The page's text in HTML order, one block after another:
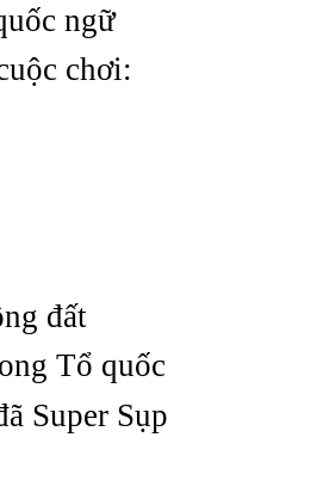
ngữ
chơi:
đất
Tổ quốc
Super Sụp